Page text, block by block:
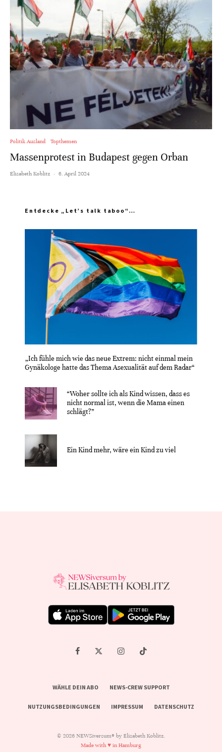
Politik Ausland Topthemen
Massenprotest in Budapest gegen Orban
Elisabeth Koblitz · 6. April 2024
Entdecke „Let’s talk taboo“…
„Ich fühle mich wie das neue Extrem: nicht einmal mein
Gynäkologe hatte das Thema Asexualität auf dem Radar“
“Woher sollte ich als Kind wissen, dass es
nicht normal ist, wenn die Mama einen
schlägt?”
Ein Kind mehr, wäre ein Kind zu viel
WÄHLE DEIN ABO NEWS-CREW SUPPORT
NUTZUNGSBEDINGUNGEN IMPRESSUM DATENSCHUTZ
© 2026 NEWSiversum® by Elisabeth Koblitz.
Made with ♥ in Hamburg